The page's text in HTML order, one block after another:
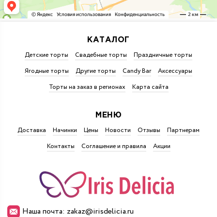
Наша почта: zakaz@irisdelicia.ru
КАТАЛОГ
Детские торты Свадебные торты
Праздничные торты
Ягодные торты
Другие торты Candy Bar
Аксессуары
Торты на заказ в регионах
Карта сайта
МЕНЮ
Доставка Начинки Цены Новости Отзывы
Партнерам
Контакты
Соглашение и правила Акции